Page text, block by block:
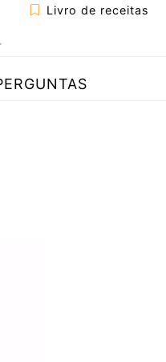
Livro de receitas